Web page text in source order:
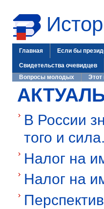
Главная Если бы
Свидетельства очевидцев
Вопросы молодых
Этот
В России
того и
Налог на
Налог на